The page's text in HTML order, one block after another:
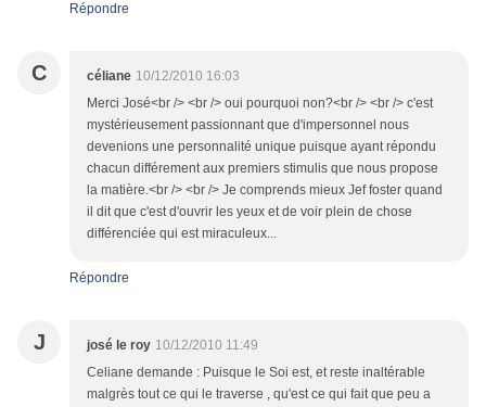
Répondre
C céliane 10/12/2010 16:03
Merci José<br /> <br /> oui pourquoi non?<br /> <br /> c'est
mystérieusement passionnant que d'impersonnel nous
devenions une personnalité unique puisque ayant répondu
chacun différement aux premiers stimulis que nous propose
la matière.<br /> <br /> Je comprends mieux Jef foster quand
il dit que c'est d'ouvrir les yeux et de voir plein de chose
différenciée qui est miraculeux...
Répondre
J josé le roy 10/12/2010 11:49
Celiane demande : Puisque le Soi est, et reste inaltérable
malgrès tout ce qui le traverse , qu'est ce qui fait que peu a